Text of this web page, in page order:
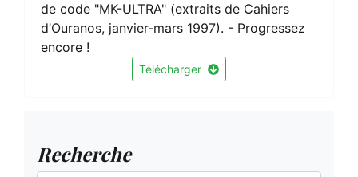
de code "MK-ULTRA" (extraits de Cahiers
d’Ouranos, janvier-mars 1997). - Progressez
encore !
Télécharger
Recherche